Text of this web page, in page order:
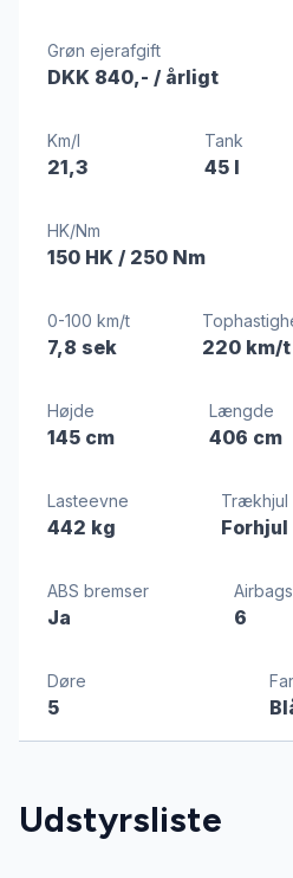
Grøn ejerafgift
DKK 840,- / årligt
Km/l
21,3
Tank
45 l
HK/Nm
150 HK / 250 Nm
0-100 km/t
7,8 sek 220 km/t
Højde
145 cm
Længde
406 cm
Lasteevne
442 kg
Trækhjul
Forhjul
ABS bremser
Ja
Airbags
6
Døre
5
Udstyrsliste